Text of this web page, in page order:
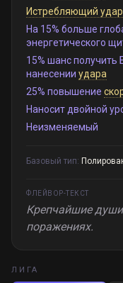
Истребляющий удар
На 15% больше
энергетического
15% шанс получить
нанесении удара
25% повышение
Наносит двойной
Неизменяемый
Базовый тип:
ФЛЕЙВОР-ТЕКСТ
Крепчайшие души
поражениях.
ЛИГА